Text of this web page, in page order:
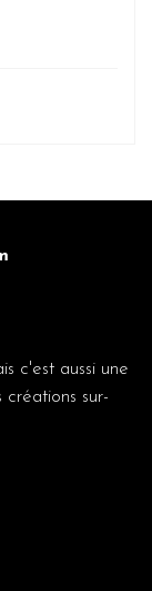
c'est aussi une
sur-